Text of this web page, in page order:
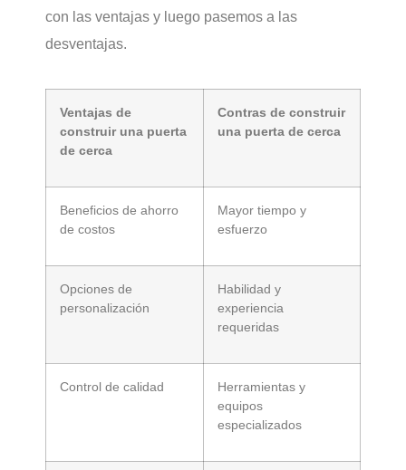
con las ventajas y luego pasemos a las
desventajas.
Ventajas de
construir una puerta
de cerca
Contras de construir
una puerta de cerca
Beneficios de ahorro
de costos
Mayor tiempo y
esfuerzo
Opciones de
personalización
Habilidad y
experiencia
requeridas
Control de calidad
Herramientas y
equipos
especializados